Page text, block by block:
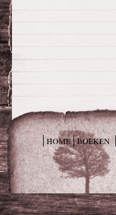
HOME BOEKEN